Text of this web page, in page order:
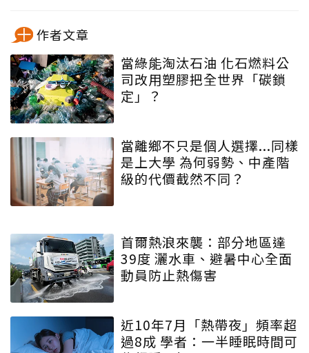
作者文章
當綠能淘汰石油 化石燃料公
司改用塑膠把全世界「碳鎖
定」？
當離鄉不只是個人選擇...同樣
是上大學 為何弱勢、中產階
級的代價截然不同？
首爾熱浪來襲：部分地區達
39度 灑水車、避暑中心全面
動員防止熱傷害
近10年7月「熱帶夜」頻率超
過8成 學者：一半睡眠時間可